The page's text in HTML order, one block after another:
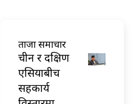
ताजा समाचार
चीन र दक्षिण
एसियाबीच
सहकार्य